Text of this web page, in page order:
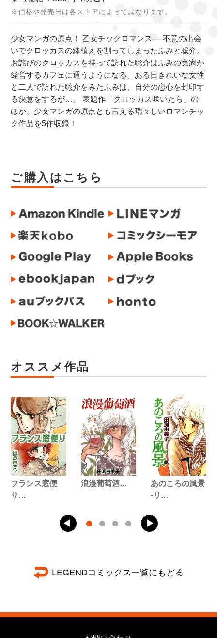
※価格や発売日は各ストアによって異なります。
少女マンガの原点！ 乙女チックロマンス──不意の出会
いでクロッカスの鉢植えを割ってしまったふみと聡介。
お詫びのクロッカスを持って訪れた聡介はふみの実家が
経営するカフェに通うようになる。ある日きれいな女性
と二人で訪れた聡介をみたふみは、自分の恋心を封印す
る決意をするが…。 表題作「クロッカス咲いたら」の
ほか、少女マンガの原点とも言える瑞々しいロマンチッ
ク作品を5作収録！
ご購入はこちら
オススメ作品
フランス窓便
り…
浪漫葡萄酒…
あのころの風景
-リ…
LEGENDコミックス一覧にもどる